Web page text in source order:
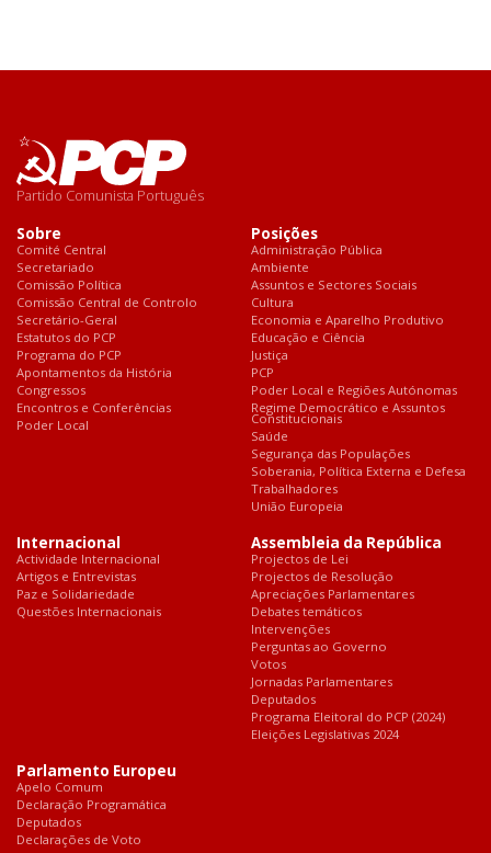
Partido Comunista Português
Sobre
Comité Central
Secretariado
Comissão Política
Comissão Central de Controlo
Secretário-Geral
Estatutos do PCP
Programa do PCP
Apontamentos da História
Congressos
Encontros e Conferências
Poder Local
Posições
Administração Pública
Ambiente
Assuntos e Sectores Sociais
Cultura
Economia e Aparelho Produtivo
Educação e Ciência
Justiça
PCP
Poder Local e Regiões Autónomas
Regime Democrático e Assuntos
Constitucionais
Saúde
Segurança das Populações
Soberania, Política Externa e Defesa
Trabalhadores
União Europeia
Internacional
Actividade Internacional
Artigos e Entrevistas
Paz e Solidariedade
Questões Internacionais
Assembleia da República
Projectos de Lei
Projectos de Resolução
Apreciações Parlamentares
Debates temáticos
Intervenções
Perguntas ao Governo
Votos
Jornadas Parlamentares
Deputados
Programa Eleitoral do PCP (2024)
Eleições Legislativas 2024
Parlamento Europeu
Apelo Comum
Declaração Programática
Deputados
Declarações de Voto